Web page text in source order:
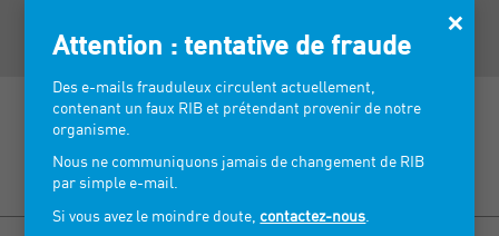
×
Attention : tentative de fraude
Des e-mails frauduleux circulent actuellement,
contenant un faux RIB et prétendant provenir de notre
organisme.
Nous ne communiquons jamais de changement de RIB
par simple e-mail.
Si vous avez le moindre doute, contactez-nous